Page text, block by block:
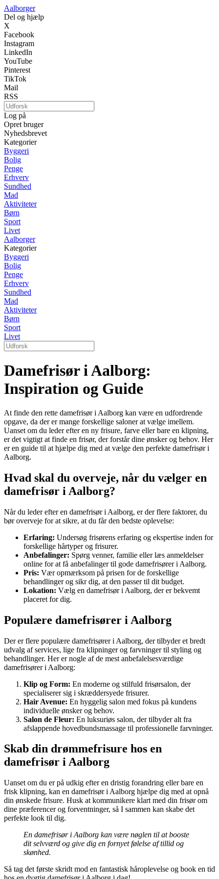
Aalborger
Del og hjælp
X
Facebook
Instagram
LinkedIn
YouTube
Pinterest
TikTok
Mail
RSS
Log på
Opret bruger
Nyhedsbrevet
Kategorier
Byggeri
Bolig
Penge
Erhverv
Sundhed
Mad
Aktiviteter
Børn
Sport
Livet
Aalborger
Kategorier
Byggeri
Bolig
Penge
Erhverv
Sundhed
Mad
Aktiviteter
Børn
Sport
Livet
Damefrisør i Aalborg:
Inspiration og Guide
At finde den rette damefrisør i Aalborg kan være en udfordrende
opgave, da der er mange forskellige saloner at vælge imellem.
Uanset om du leder efter en ny frisure, farve eller bare en klipning,
er det vigtigt at finde en frisør, der forstår dine ønsker og behov. Her
er en guide til at hjælpe dig med at vælge den perfekte damefrisør i
Aalborg.
Hvad skal du overveje, når du vælger en
damefrisør i Aalborg?
Når du leder efter en damefrisør i Aalborg, er der flere faktorer, du
bør overveje for at sikre, at du får den bedste oplevelse:
Erfaring: Undersøg frisørens erfaring og ekspertise inden for
forskellige hårtyper og frisurer.
Anbefalinger: Spørg venner, familie eller læs anmeldelser
online for at få anbefalinger til gode damefrisører i Aalborg.
Pris: Vær opmærksom på prisen for de forskellige
behandlinger og sikr dig, at den passer til dit budget.
Lokation: Vælg en damefrisør i Aalborg, der er bekvemt
placeret for dig.
Populære damefrisører i Aalborg
Der er flere populære damefrisører i Aalborg, der tilbyder et bredt
udvalg af services, lige fra klipninger og farvninger til styling og
behandlinger. Her er nogle af de mest anbefalelsesværdige
damefrisører i Aalborg:
Klip og Form: En moderne og stilfuld frisørsalon, der
specialiserer sig i skræddersyede frisurer.
Hair Avenue: En hyggelig salon med fokus på kundens
individuelle ønsker og behov.
Salon de Fleur: En luksuriøs salon, der tilbyder alt fra
afslappende hovedbundsmassage til professionelle farvninger.
Skab din drømmefrisure hos en
damefrisør i Aalborg
Uanset om du er på udkig efter en dristig forandring eller bare en
frisk klipning, kan en damefrisør i Aalborg hjælpe dig med at opnå
din ønskede frisure. Husk at kommunikere klart med din frisør om
dine præferencer og forventninger, så I sammen kan skabe det
perfekte look til dig.
En damefrisør i Aalborg kan være nøglen til at booste
dit selvværd og give dig en fornyet følelse af tillid og
skønhed.
Så tag det første skridt mod en fantastisk håroplevelse og book en tid